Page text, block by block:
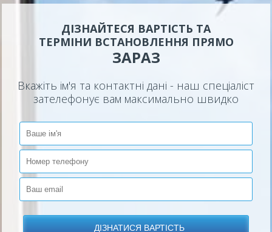
ДІЗНАЙТЕСЯ ВАРТІСТЬ ТА
ТЕРМІНИ ВСТАНОВЛЕННЯ ПРЯМО
ЗАРАЗ
Вкажіть ім'я та контактні дані - наш спеціаліст
зателефонує вам максимально швидко